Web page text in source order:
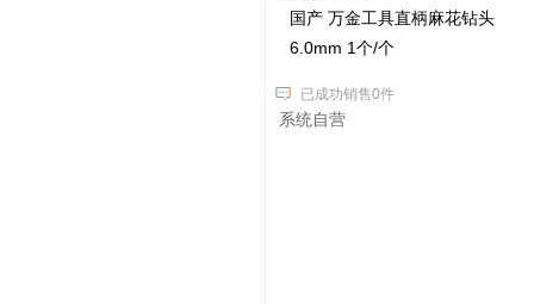
国产 万金工具直柄麻花钻头
6.0mm 1个/个
已成功销售0件
系统自营